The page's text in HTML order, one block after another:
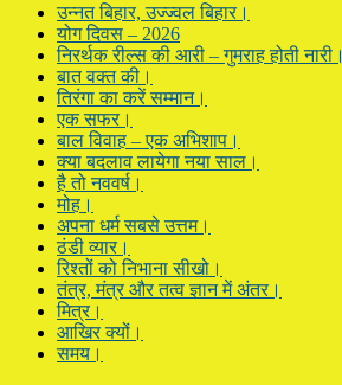
उन्नत बिहार, उज्ज्वल बिहार।
योग दिवस – 2026
निरर्थक रील्स की आरी – गुमराह होती नारी।
बात वक्त की।
तिरंगा का करें सम्मान।
एक सफर।
बाल विवाह – एक अभिशाप।
क्या बदलाव लायेगा नया साल।
है तो नववर्ष।
मोह।
अपना धर्म सबसे उत्तम।
ठंडी व्यार।
रिश्तों को निभाना सीखो।
तंत्र, मंत्र और तत्व ज्ञान में अंतर।
मित्र।
आखिर क्यों।
समय।